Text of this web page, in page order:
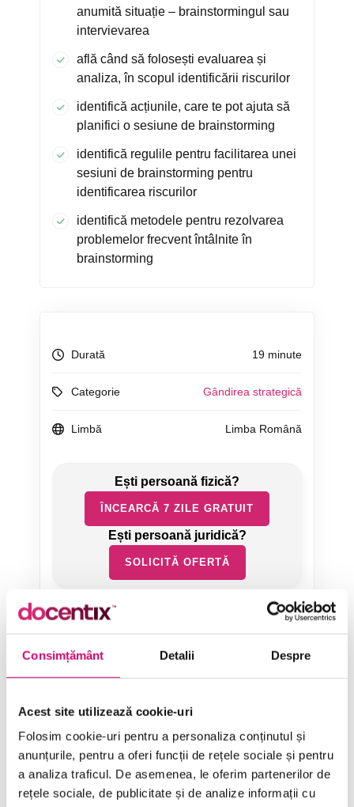
Consimțământ Detalii Despre
Acest site utilizează cookie-uri
Folosim cookie-uri pentru a personaliza conținutul și
anunțurile, pentru a oferi funcții de rețele sociale și pentru
a analiza traficul. De asemenea, le oferim partenerilor de
rețele sociale, de publicitate și de analize informații cu
anumită situație – brainstormingul sau
intervievarea
află când să folosești evaluarea și
analiza, în scopul identificării riscurilor
identifică acțiunile, care te pot ajuta să
planifici o sesiune de brainstorming
identifică regulile pentru facilitarea unei
sesiuni de brainstorming pentru
identificarea riscurilor
identifică metodele pentru rezolvarea
problemelor frecvent întâlnite în
brainstorming
Durată 19 minute
Categorie Gândirea strategică
Limbă Limba Română
ÎNCEARCĂ 7 ZILE GRATUIT
SOLICITĂ OFERTĂ
Categorii de Cursuri
Comunicare
Dezvoltare personală și profesională